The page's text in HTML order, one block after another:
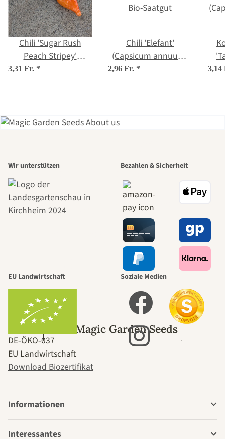
Chili 'Sugar Rush
Peach Stripey'
(Capsicum baccatum)
3,31 Fr. *
Chili 'Elefant'
(Capsicum annuum)
Bio-Saatgut
2,96 Fr. *
schönsten
Wege zu uns
selbst führt
durch den
Garten
Über Magic Garden Seeds
Wir unterstützen Bezahlen & Sicherheit
EU Landwirtschaft
DE‑ÖKO‑037
EU Landwirtschaft
Download Biozertifikat
Soziale Medien
Informationen
Interessantes